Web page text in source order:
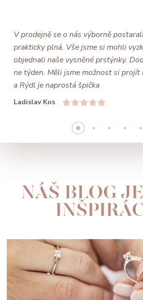
V prodejně se o nás výborně
prakticky plná. Vše jsme si mohli
objednali naše vysněné prstýnky.
ne týden. Měli jsme možnost si
a Rýdl je naprostá špička
Ladislav Kos
NÁŠ BLOG